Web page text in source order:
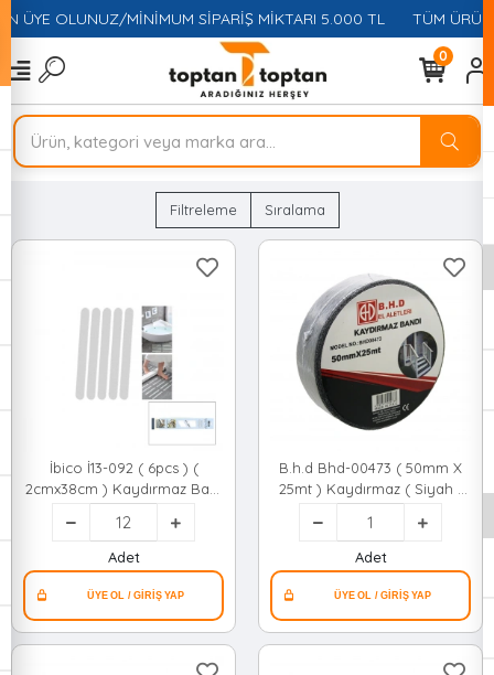
ÜYE OLUNUZ/MİNİMUM SİPARİŞ MİKTARI 5.000 TL TÜM
0
Filtreleme Sıralama
İbico İ13-092 ( 6pcs ) (
2cmx38cm ) Kaydırmaz Bant
( Nemli Alanlarda ) ( Bandı
)*12x20
Adet
B.h.d Bhd-00473 ( 50mm X
25mt ) Kaydırmaz ( Siyah )
Bant ( Bandı )*24
Adet